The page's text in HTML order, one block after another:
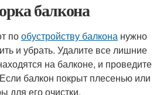
балкона
пообустройству балкона нужно
и убрать. Удалите все лишние
на балконе, и проведите
балкон покрыт плесенью или
для его очистки.